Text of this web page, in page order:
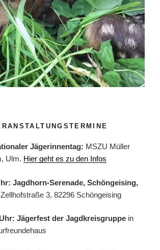
Jägerinnentag: MSZU Müller
Ulm. Hier geht es zu den Infos
Jagdhorn-Serenade, Schöngeising,
3, 82296 Schöngeising
Jägerfest der Jagdkreisgruppe in